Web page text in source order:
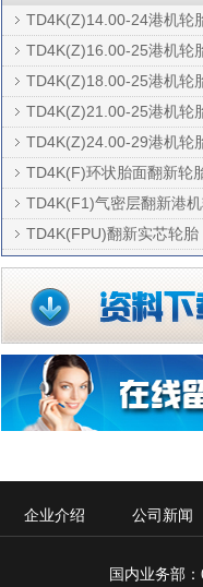
TD4K(Z)14.00-24港机轮
TD4K(Z)16.00-25港机轮
TD4K(Z)18.00-25港机轮
TD4K(Z)21.00-25港机轮
TD4K(Z)24.00-29港机轮
TD4K(F)环状胎面翻新轮
TD4K(F1)气密层翻新港
TD4K(FPU)翻新实芯轮胎
企业介绍 公司新闻
国内业务部